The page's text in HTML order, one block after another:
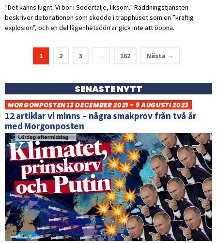
”Det känns lugnt. Vi bor i Södertälje, liksom.” Räddningstjänsten
beskriver detonationen som skedde i trapphuset som en ”kraftig
explosion”, och en del lägenhetsdörrar gick inte att öppna.
1 2 3 … 162 Nästa →
SENASTE NYTT
MORGONPOSTEN 13 DECEMBER 2021 – 9 AUGUSTI 2023
12 artiklar vi minns – några smakprov från två år
med Morgonposten